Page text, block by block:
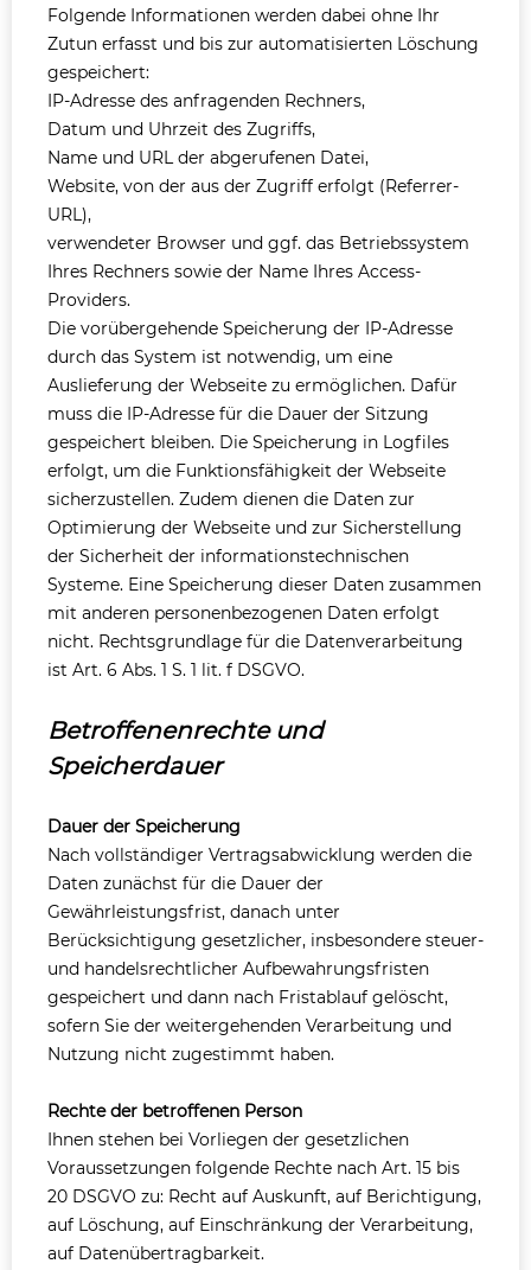
Folgende Informationen werden dabei ohne Ihr
Zutun erfasst und bis zur automatisierten Löschung
gespeichert:
IP-Adresse des anfragenden Rechners,
Datum und Uhrzeit des Zugriffs,
Name und URL der abgerufenen Datei,
Website, von der aus der Zugriff erfolgt (Referrer-
URL),
verwendeter Browser und ggf. das Betriebssystem
Ihres Rechners sowie der Name Ihres Access-
Providers.
Die vorübergehende Speicherung der IP-Adresse
durch das System ist notwendig, um eine
Auslieferung der Webseite zu ermöglichen. Dafür
muss die IP-Adresse für die Dauer der Sitzung
gespeichert bleiben. Die Speicherung in Logfiles
erfolgt, um die Funktionsfähigkeit der Webseite
sicherzustellen. Zudem dienen die Daten zur
Optimierung der Webseite und zur Sicherstellung
der Sicherheit der informationstechnischen
Systeme. Eine Speicherung dieser Daten zusammen
mit anderen personenbezogenen Daten erfolgt
nicht. Rechtsgrundlage für die Datenverarbeitung
ist Art. 6 Abs. 1 S. 1 lit. f DSGVO.
Betroffenenrechte und
Speicherdauer
Dauer der Speicherung
Nach vollständiger Vertragsabwicklung werden die
Daten zunächst für die Dauer der
Gewährleistungsfrist, danach unter
Berücksichtigung gesetzlicher, insbesondere steuer-
und handelsrechtlicher Aufbewahrungsfristen
gespeichert und dann nach Fristablauf gelöscht,
sofern Sie der weitergehenden Verarbeitung und
Nutzung nicht zugestimmt haben.
Rechte der betroffenen Person
Ihnen stehen bei Vorliegen der gesetzlichen
Voraussetzungen folgende Rechte nach Art. 15 bis
20 DSGVO zu: Recht auf Auskunft, auf Berichtigung,
auf Löschung, auf Einschränkung der Verarbeitung,
auf Datenübertragbarkeit.